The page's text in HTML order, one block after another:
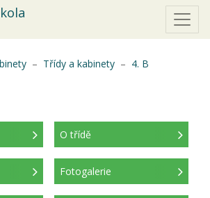
Třídy a kabinety 4. B
O třídě
Fotogalerie